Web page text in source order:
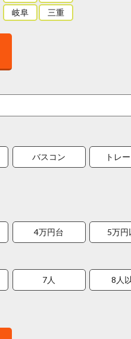
岐阜
三重
バスコン トレ
4万円台 5万円
7人 8人